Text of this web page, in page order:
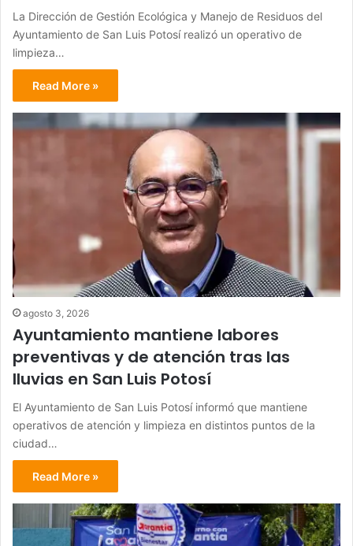
La Dirección de Gestión Ecológica y Manejo de Residuos del
Ayuntamiento de San Luis Potosí realizó un operativo de
limpieza…
Read More »
agosto 3, 2026
Ayuntamiento mantiene labores
preventivas y de atención tras las
lluvias en San Luis Potosí
El Ayuntamiento de San Luis Potosí informó que mantiene
operativos de atención y limpieza en distintos puntos de la
ciudad…
Read More »